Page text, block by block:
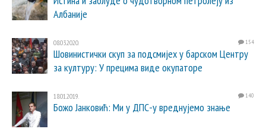
Албаније
08.03.2020. 154
Шовинистички скуп за подсмијех у барском Центру
за културу: У прецима виде окупаторе
18.01.2019. 140
Божо Јанковић: Ми у ДПС-у вреднујемо знање